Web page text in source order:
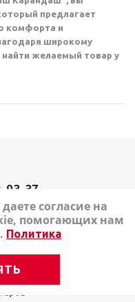
предлагает
комфорта и
широкому
желаемый товар у
93-37
канцелярских
согласие на
помогающих нам
Политика